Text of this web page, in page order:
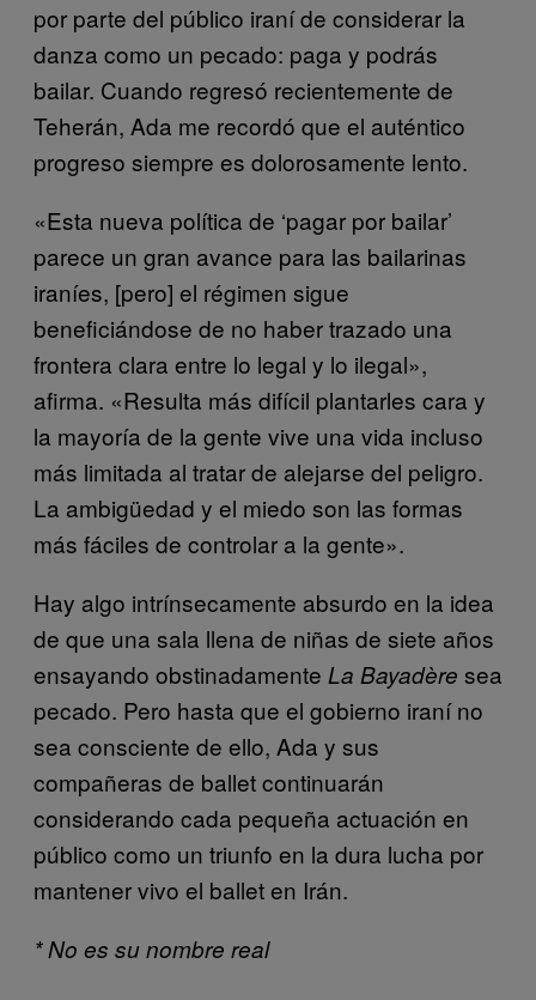
por parte del público iraní de considerar la
danza como un pecado: paga y podrás
bailar. Cuando regresó recientemente de
Teherán, Ada me recordó que el auténtico
progreso siempre es dolorosamente lento.
«Esta nueva política de ‘pagar por bailar’
parece un gran avance para las bailarinas
iraníes, [pero] el régimen sigue
beneficiándose de no haber trazado una
frontera clara entre lo legal y lo ilegal»,
afirma. «Resulta más difícil plantarles cara y
la mayoría de la gente vive una vida incluso
más limitada al tratar de alejarse del peligro.
La ambigüedad y el miedo son las formas
más fáciles de controlar a la gente».
Hay algo intrínsecamente absurdo en la idea
de que una sala llena de niñas de siete años
ensayando obstinadamente La Bayadère sea
pecado. Pero hasta que el gobierno iraní no
sea consciente de ello, Ada y sus
compañeras de ballet continuarán
considerando cada pequeña actuación en
público como un triunfo en la dura lucha por
mantener vivo el ballet en Irán.
* No es su nombre real